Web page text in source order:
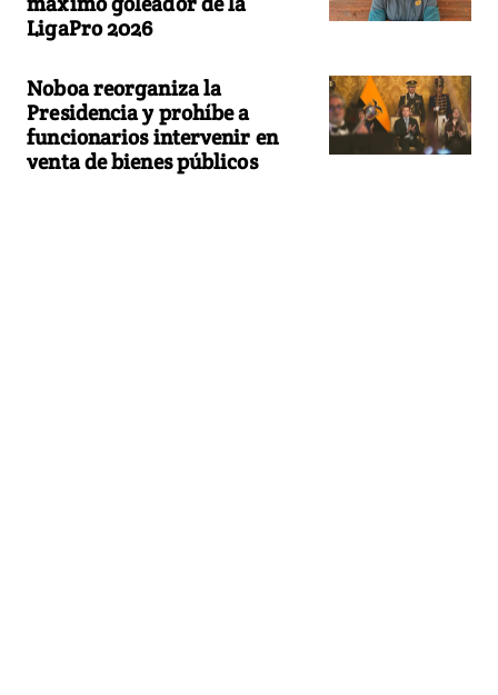
LigaPro 2026
Noboa reorganiza la
Presidencia y prohíbe a
funcionarios intervenir en
venta de bienes públicos